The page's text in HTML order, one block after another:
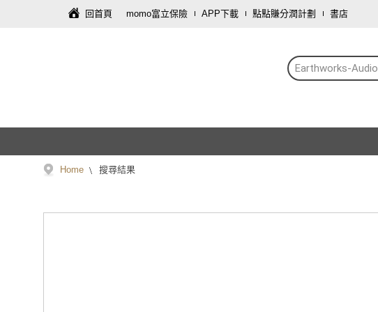
回首頁 momo富立保險 APP下載 點點賺分潤計劃 書店
Earthworks-Audio
Home 搜尋結果